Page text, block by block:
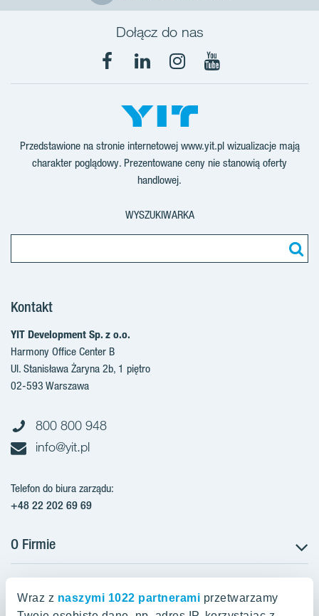
Wraz z naszymi 1022 partnerami przetwarzamy
Dołącz do nas
Facebook
LinkedInInstagram
YouTube
Przedstawione na stronie internetowej www.yit.pl wizualizacje mają
charakter poglądowy. Prezentowane ceny nie stanowią oferty
handlowej.
WYSZUKIWARKA
Kontakt
YIT Development Sp. z o.o.
Harmony Office Center B
Ul. Stanisława Żaryna 2b, 1 piętro
02-593 Warszawa
800 800 948
info@yit.pl
Telefon do biura zarządu:
+48 22 202 69 69
O Firmie
Projekty w przygotowaniu
Projekty zrealizowane
Projekty w Polsce